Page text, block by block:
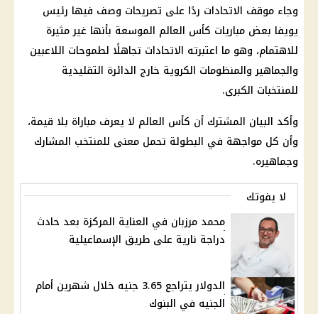
وجاء موقف الاتحادات ردًا على تصريحات وصف فيها رئيس
يويفا بعض مباريات كأس العالم الموسعة بأنها غير مثيرة
للاهتمام، وهو ما اعتبرته الاتحادات تجاهلًا لطموحات اللاعبين
والجماهير والمنظومات الكروية خارج الدائرة التقليدية
للمنتخبات الكبرى.
وأكد البيان المشترك أن كأس العالم لا يعرف مباراة بلا قيمة،
وأن كل مواجهة في البطولة تحمل معنى للمنتخب المشارك
وجماهيره.
لا يفوتك
محمد مرزبان في العناية المركزة بعد حادث
دراجة نارية على طريق الإسماعيلية
الدولار يتراجع 3.65 جنيه خلال شهرين أمام
الجنيه في البنوك